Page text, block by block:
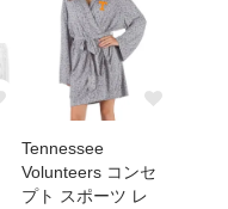
Tennessee
Volunteers コンセ
プト スポーツ レ